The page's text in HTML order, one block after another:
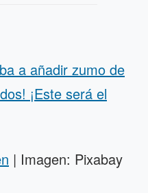
a añadir zumo de
¡Este será el
| Imagen: Pixabay